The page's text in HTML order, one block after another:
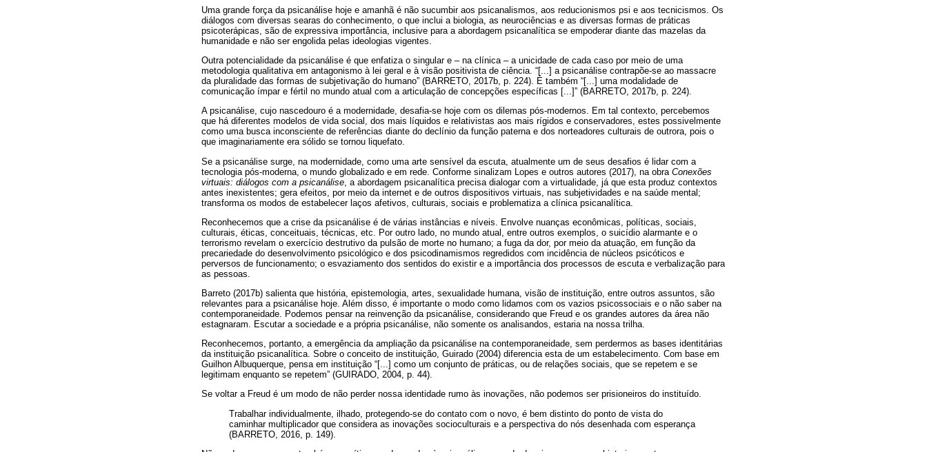
Uma grande força da psicanálise hoje e amanhã é não sucumbir aos psicanalismos, aos reducionismos psi e aos tecnicismos. Os
diálogos com diversas searas do conhecimento, o que inclui a biologia, as neurociências e as diversas formas de práticas
psicoterápicas, são de expressiva importância, inclusive para a abordagem psicanalítica se empoderar diante das mazelas da
humanidade e não ser engolida pelas ideologias vigentes.
Outra potencialidade da psicanálise é que enfatiza o singular e – na clínica – a unicidade de cada caso por meio de uma
metodologia qualitativa em antagonismo à lei geral e à visão positivista de ciência. “[...] a psicanálise contrapõe-se ao massacre
da pluralidade das formas de subjetivação do humano” (BARRETO, 2017b, p. 224). É também “[...] uma modalidade de
comunicação ímpar e fértil no mundo atual com a articulação de concepções específicas [...]” (BARRETO, 2017b, p. 224).
A psicanálise, cujo nascedouro é a modernidade, desafia-se hoje com os dilemas pós-modernos. Em tal contexto, percebemos
que há diferentes modelos de vida social, dos mais líquidos e relativistas aos mais rígidos e conservadores, estes possivelmente
como uma busca inconsciente de referências diante do declínio da função paterna e dos norteadores culturais de outrora, pois o
que imaginariamente era sólido se tornou liquefato.
Se a psicanálise surge, na modernidade, como uma arte sensível da escuta, atualmente um de seus desafios é lidar com a
tecnologia pós-moderna, o mundo globalizado e em rede. Conforme sinalizam Lopes e outros autores (2017), na obra Conexões
virtuais: diálogos com a psicanálise , a abordagem psicanalítica precisa dialogar com a virtualidade, já que esta produz contextos
antes inexistentes; gera efeitos, por meio da internet e de outros dispositivos virtuais, nas subjetividades e na saúde mental;
transforma os modos de estabelecer laços afetivos, culturais, sociais e problematiza a clínica psicanalítica.
Reconhecemos que a crise da psicanálise é de várias instâncias e níveis. Envolve nuanças econômicas, políticas, sociais,
culturais, éticas, conceituais, técnicas, etc. Por outro lado, no mundo atual, entre outros exemplos, o suicídio alarmante e o
terrorismo revelam o exercício destrutivo da pulsão de morte no humano; a fuga da dor, por meio da atuação, em função da
precariedade do desenvolvimento psicológico e dos psicodinamismos regredidos com incidência de núcleos psicóticos e
perversos de funcionamento; o esvaziamento dos sentidos do existir e a importância dos processos de escuta e verbalização para
as pessoas.
Barreto (2017b) salienta que história, epistemologia, artes, sexualidade humana, visão de instituição, entre outros assuntos, são
relevantes para a psicanálise hoje. Além disso, é importante o modo como lidamos com os vazios psicossociais e o não saber na
contemporaneidade. Podemos pensar na reinvenção da psicanálise, considerando que Freud e os grandes autores da área não
estagnaram. Escutar a sociedade e a própria psicanálise, não somente os analisandos, estaria na nossa trilha.
Reconhecemos, portanto, a emergência da ampliação da psicanálise na contemporaneidade, sem perdermos as bases identitárias
da instituição psicanalítica. Sobre o conceito de instituição, Guirado (2004) diferencia esta de um estabelecimento. Com base em
Guilhon Albuquerque, pensa em instituição “[...] como um conjunto de práticas, ou de relações sociais, que se repetem e se
legitimam enquanto se repetem” (GUIRADO, 2004, p. 44).
Se voltar a Freud é um modo de não perder nossa identidade rumo às inovações, não podemos ser prisioneiros do instituído.
Trabalhar individualmente, ilhado, protegendo-se do contato com o novo, é bem distinto do ponto de vista do
caminhar multiplicador que considera as inovações socioculturais e a perspectiva do nós desenhada com esperança
(BARRETO, 2016, p. 149).